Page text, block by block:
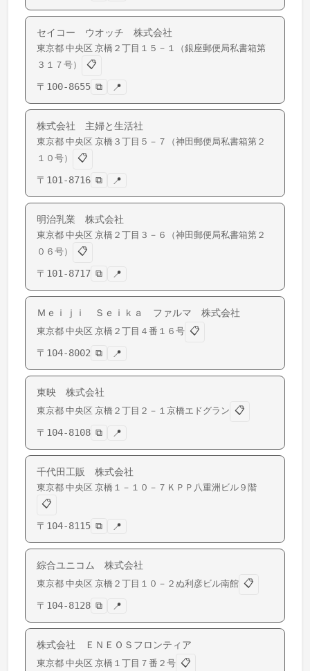
セイコー ウオッチ 株式会社
東京都 中央区 京橋 ２丁目１５－１（銀座郵便局私書箱第
３１７号）
📋
〒 100-8655 ⧉ 📍
株式会社 主婦と生活社
東京都 中央区 京橋 ３丁目５－７（神田郵便局私書箱第２
１０号）
📋
〒 101-8716 ⧉ 📍
明治乳業 株式会社
東京都 中央区 京橋 ２丁目３－６（神田郵便局私書箱第２
０６号）
📋
〒 101-8717 ⧉ 📍
Ｍｅｉｊｉ Ｓｅｉｋａ ファルマ 株式会社
東京都 中央区 京橋 ２丁目４番１６号 📋
〒 104-8002 ⧉ 📍
東映 株式会社
東京都 中央区 京橋 ２丁目２－１京橋エドグラン 📋
〒 104-8108 ⧉ 📍
千代田工販 株式会社
東京都 中央区 京橋 １－１０－７ＫＰＰ八重洲ビル９階
📋
〒 104-8115 ⧉ 📍
綜合ユニコム 株式会社
東京都 中央区 京橋 ２丁目１０－２ぬ利彦ビル南館 📋
〒 104-8128 ⧉ 📍
株式会社 ＥＮＥＯＳフロンティア
東京都 中央区 京橋 １丁目７番２号 📋